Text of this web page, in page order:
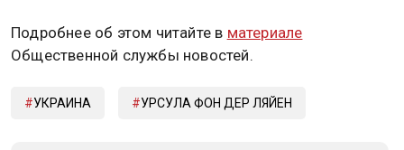
Подробнее об этом читайте в материале
Общественной службы новостей.
УКРАИНА УРСУЛА ФОН ДЕР ЛЯЙЕН